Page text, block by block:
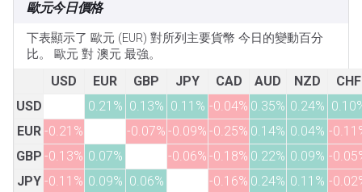
歐元今日價格
下表顯示了 歐元 (EUR) 對所列主要貨幣 今日的變動百分
比。 歐元 對 澳元 最強。
USD EUR GBP JPY CAD AUD NZD
CHF
USD
0.21% 0.13% 0.11% -0.04% 0.35% 0.24%
EUR -0.21% -0.07% -0.09% -0.25% 0.14% 0.04% -
GBP -0.13% 0.07% -0.06% -0.18% 0.22% 0.09% -
JPY -0.11% 0.09% 0.06% -0.16% 0.24% 0.11% -